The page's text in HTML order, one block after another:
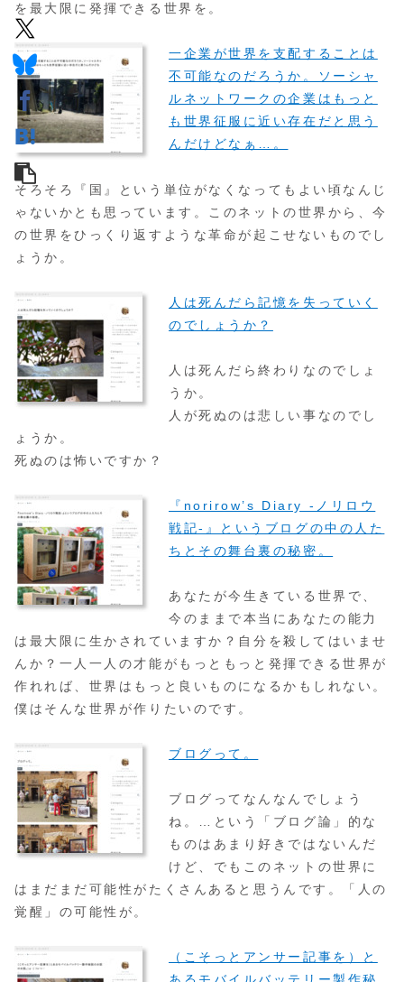
を最大限に発揮できる世界を。
一企業が世界を支配することは
不可能なのだろうか。ソーシャ
ルネットワークの企業はもっと
も世界征服に近い存在だと思う
んだけどなぁ…。
そろそろ『国』という単位がなくなってもよい頃なんじ
ゃないかとも思っています。このネットの世界から、今
の世界をひっくり返すような革命が起こせないものでし
ょうか。
人は死んだら記憶を失っていく
のでしょうか？
人は死んだら終わりなのでしょ
うか。
人が死ぬのは悲しい事なのでし
ょうか。
死ぬのは怖いですか？
『norirow’s Diary -ノリロウ
戦記-』というブログの中の人た
ちとその舞台裏の秘密。
あなたが今生きている世界で、
今のままで本当にあなたの能力
は最大限に生かされていますか？自分を殺してはいませ
んか？一人一人の才能がもっともっと発揮できる世界が
作れれば、世界はもっと良いものになるかもしれない。
僕はそんな世界が作りたいのです。
ブログって。
ブログってなんなんでしょう
ね。…という「ブログ論」的な
ものはあまり好きではないんだ
けど、でもこのネットの世界に
はまだまだ可能性がたくさんあると思うんです。「人の
覚醒」の可能性が。
（こそっとアンサー記事を）と